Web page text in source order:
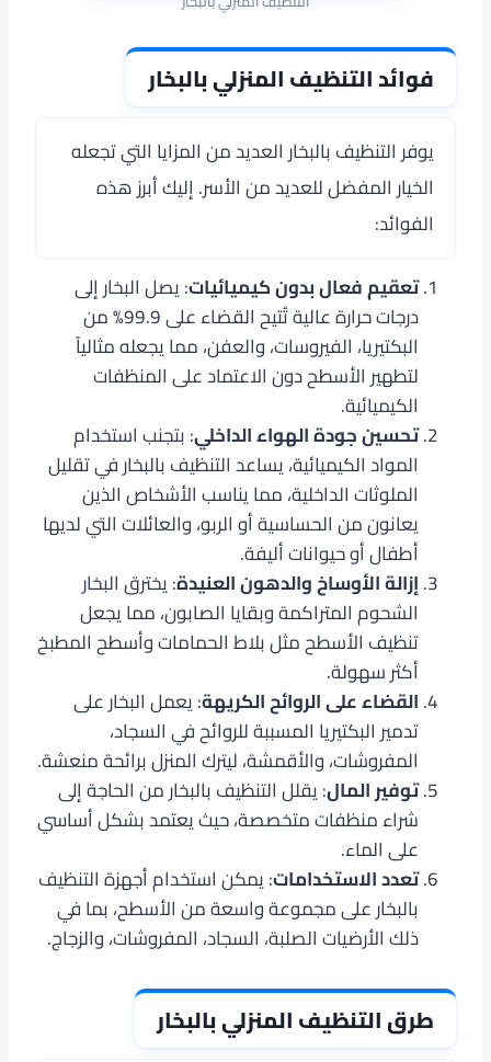
فوائد التنظيف المنزلي بالبخار
يوفر التنظيف بالبخار العديد من المزايا التي تجعله
الخيار المفضل للعديد من الأسر. إليك أبرز هذه
الفوائد:
تعقيم فعال بدون كيميائيات: يصل البخار إلى
درجات حرارة عالية تُتيح القضاء على 99.9% من
البكتيريا، الفيروسات، والعفن، مما يجعله مثالياً
لتطهير الأسطح دون الاعتماد على المنظفات
الكيميائية.
تحسين جودة الهواء الداخلي: بتجنب استخدام
المواد الكيميائية، يساعد التنظيف بالبخار في تقليل
الملوثات الداخلية، مما يناسب الأشخاص الذين
يعانون من الحساسية أو الربو، والعائلات التي لديها
أطفال أو حيوانات أليفة.
إزالة الأوساخ والدهون العنيدة: يخترق البخار
الشحوم المتراكمة وبقايا الصابون، مما يجعل
تنظيف الأسطح مثل بلاط الحمامات وأسطح المطبخ
أكثر سهولة.
القضاء على الروائح الكريهة: يعمل البخار على
تدمير البكتيريا المسببة للروائح في السجاد،
المفروشات، والأقمشة، ليترك المنزل برائحة منعشة.
توفير المال: يقلل التنظيف بالبخار من الحاجة إلى
شراء منظفات متخصصة، حيث يعتمد بشكل أساسي
على الماء.
تعدد الاستخدامات: يمكن استخدام أجهزة التنظيف
بالبخار على مجموعة واسعة من الأسطح، بما في
ذلك الأرضيات الصلبة، السجاد، المفروشات، والزجاج.
طرق التنظيف المنزلي بالبخار